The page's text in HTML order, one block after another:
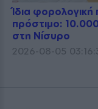
Ίδια
πρόστιμο:
στη Νίσυρο
2026-08-05